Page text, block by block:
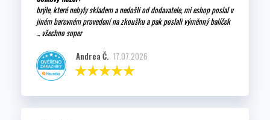
brýle, které nebyly skladem a nedošli od dodavatele, mi eshop poslal v
jiném barevném provedení na zkoušku a pak poslali výměnný balíček
... všechno super
Andrea Č. 17.07.2026